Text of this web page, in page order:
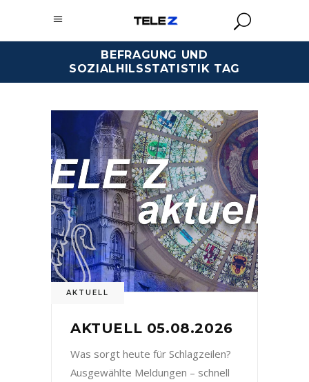
BEFRAGUNG UND
SOZIALHILSSTATISTIK TAG
AKTUELL
AKTUELL 05.08.2026
Was sorgt heute für Schlagzeilen?
Ausgewählte Meldungen – schnell